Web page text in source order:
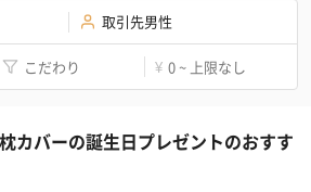
取引先男性
こだわり ¥ 0 ~ 上限なし
カバーの誕生日プレゼントのおすす